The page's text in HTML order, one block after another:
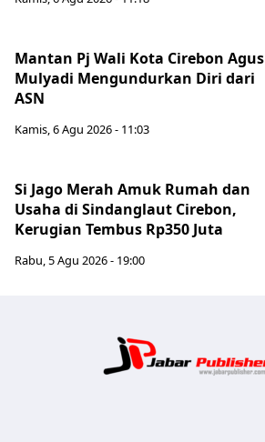
Mantan Pj Wali Kota Cirebon Agus
Mulyadi Mengundurkan Diri dari
ASN
Kamis, 6 Agu 2026 - 11:03
Si Jago Merah Amuk Rumah dan
Usaha di Sindanglaut Cirebon,
Kerugian Tembus Rp350 Juta
Rabu, 5 Agu 2026 - 19:00